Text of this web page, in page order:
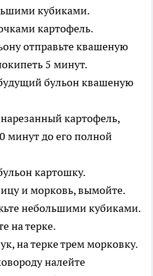
кубиками.
отправьте квашеную
5 минут.
картофель,
минут до его полной
и морковь, вымойте.
небольшими кубиками.
на терке.
налейте